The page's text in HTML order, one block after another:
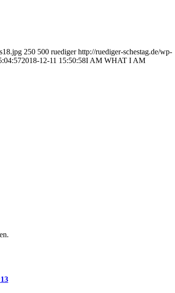
250 500 ruediger http://ruediger-schestag.de/wp-
2018-12-11 15:50:58I AM WHAT I AM